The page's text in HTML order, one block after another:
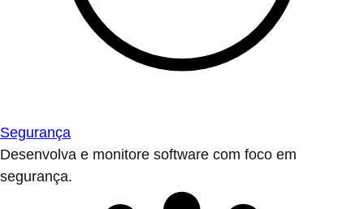
Segurança
Desenvolva e monitore software com foco em
segurança.